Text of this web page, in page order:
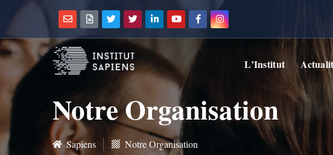
L’Institut
Notre Organisation
Sapiens Notre Organisation